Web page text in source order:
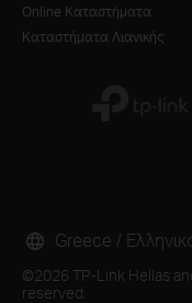
Online Καταστήματα
Καταστήματα Λιανικής
©2026 TP-Link Hellas
reserved.
Greece /